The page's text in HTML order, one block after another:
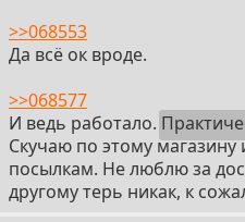
>>068553
Да всё ок вроде.
>>068577
И ведь работало.
Скучаю по этому
посылкам. Не люблю за
другому терь никак, к